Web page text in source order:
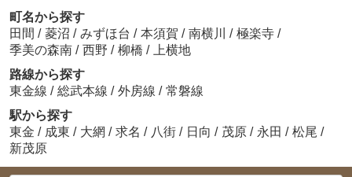
町名から探す
田間 / 菱沼 / みずほ台 / 本須賀 / 南横川 / 極楽寺 /
季美の森南 / 西野 / 柳橋 /
上横地
路線から探す
東金線 / 総武本線 / 外房線 / 常磐線
駅から探す
東金 / 成東 / 大網 / 求名 / 八街 / 日向 / 茂原 / 永田 / 松尾 /
新茂原